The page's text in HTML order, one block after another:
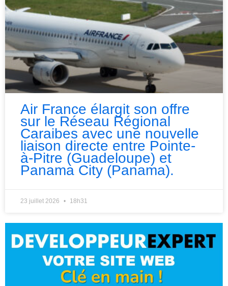
Air France élargit son offre
sur le Réseau Régional
Caraibes avec une nouvelle
liaison directe entre Pointe-
à-Pitre (Guadeloupe) et
Panama City (Panama).
23 juillet 2026 18h31